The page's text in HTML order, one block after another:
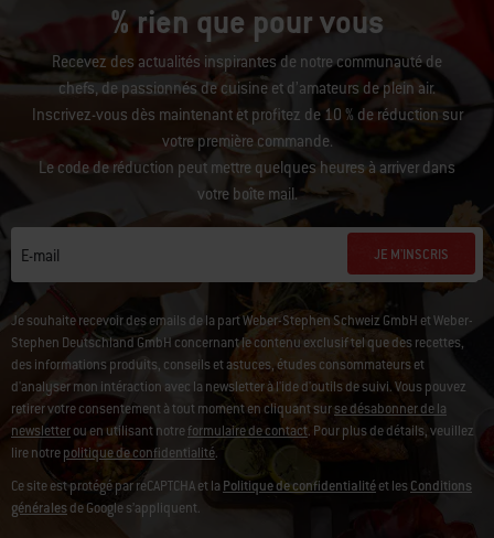
% rien que pour vous
Recevez des actualités inspirantes de notre communauté de
chefs, de passionnés de cuisine et d’amateurs de plein air.
Inscrivez-vous dès maintenant et profitez de 10 % de réduction sur
votre première commande.
Le code de réduction peut mettre quelques heures à arriver dans
votre boîte mail.
E-mail JE M'INSCRIS
Je souhaite recevoir des emails de la part Weber-Stephen Schweiz GmbH et Weber-
Stephen Deutschland GmbH concernant le contenu exclusif tel que des recettes,
des informations produits, conseils et astuces, études consommateurs et
d'analyser mon intéraction avec la newsletter à l'ide d'outils de suivi. Vous pouvez
retirer votre consentement à tout moment en cliquant surse désabonner de la
newsletterou en utilisant notreformulaire de contact. Pour plus de détails, veuillez
lire notrepolitique de confidentialité.
Ce site est protégé par reCAPTCHA et la Politique de confidentialitéet lesConditions
généralesde Google s’appliquent.